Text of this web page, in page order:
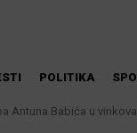
POLITIKA
Antuna Babića u
mjere protiv